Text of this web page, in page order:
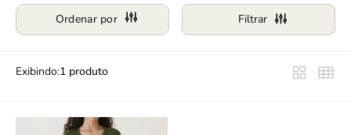
Ordenar por Filtrar
Exibindo:1 produto
Shorts